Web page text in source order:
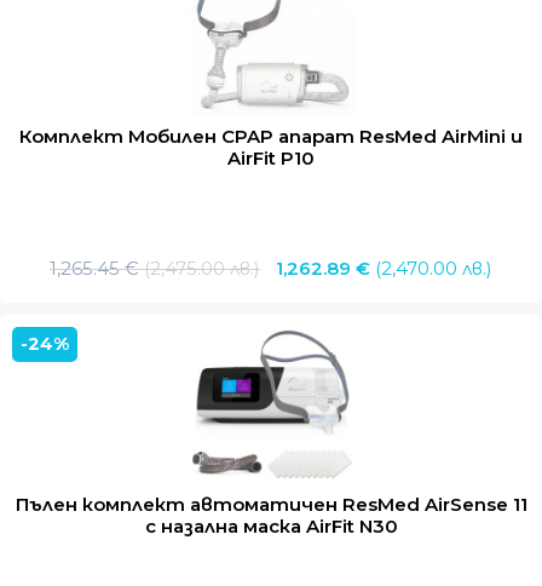
Комплект Мобилен CPAP апарат ResMed AirMini и
AirFit P10
1,265.45€ (2,475.00 лв.)
Original
was:
1,265.45 €
(2,475.00
лв.).
1,262.89€ (2,470.00 лв.)
-24%
Пълен комплект автоматичен ResMed AirSense 11
с назална маска AirFit N30